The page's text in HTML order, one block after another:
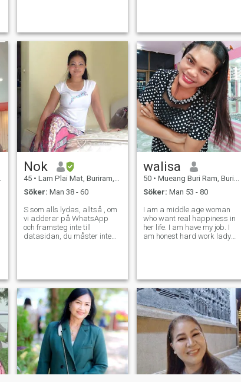
bara det ögonformade
utseendet (för att jag inte är
en vacker person, men kan
se 😅) men titta på mig
uppriktigt 😊 😊
stående på 163 cm och
väger 58 kg, och jag har 2
dater, som är 4,8 år gammal
”En lojal kvinna som
värdesätter ärlighet och
vänlighet, är Pim också
adventuous, lekfull och
sammansatt.” jag älskade
att laga både thailändska
och västerländska rätter, och
på fritiden tycker hon om att
resa, hushållning och
utforska nya saker.
Nok
45 • Lam Plai Mat, Buriram, Thailand
Söker: Man 38 - 60
S som alls lydas, alltså , om
vi adderar på WhatsApp
och framsteg inte till
datasidan, du måster inte
pratstundpartner som till
develon en relation till Jag vill
inte ha en chattpartner som
behåller formateringen för
att döda tid eller vänta på
att träffa rätt person för dig.
Jag ger en chans och jag är
glad att prata med varje
svar. Men om det bara finns
en titt runt, är det bara rätt
meddelanden och inga
appar, appar. Slösa inte bort
walisa
50 • Mueang Buri Ram, Buriram, Thailand
Söker: Man 53 - 80
I am a middle age woman
who want real happiness in
her life. I am have my job. I
am honest hard work lady
kind heart and a man who
will